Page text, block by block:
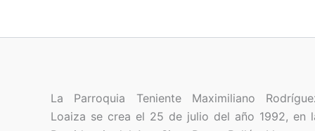
La Parroquia Teniente Maximiliano
Loaiza se crea el 25 de julio del año 1992, en